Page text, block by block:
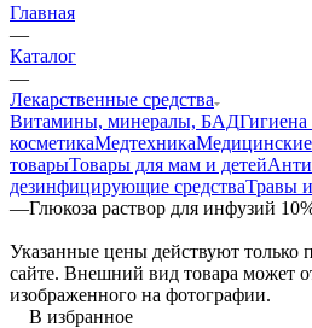
Главная
—
Каталог
—
Лекарственные средства
Витамины, минералы, БАДГигиена
косметикаМедтехникаМедицинские
товарыТовары для мам и детей
дезинфицирующие средстваТравы
—Глюкоза раствор для инфузий
Указанные цены действуют только
сайте. Внешний вид товара может
изображенного на фотографии.
В избранное